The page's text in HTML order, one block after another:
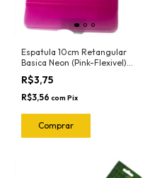
Espatula 10cm Retangular
Basica Neon (Pink-Flexivel)
3030RN Ronek
R$3,75
R$3,56 com Pix